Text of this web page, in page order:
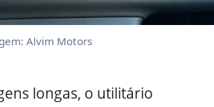
Alvim Motors
longas, o utilitário